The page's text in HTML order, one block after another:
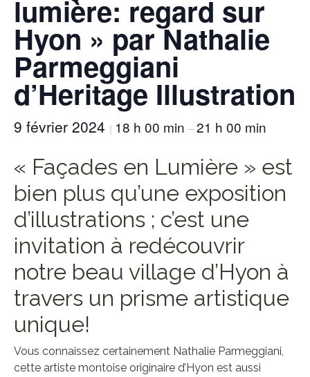
lumière: regard sur
Hyon » par Nathalie
Parmeggiani
d’Heritage Illustration
9 février 2024 | 18 h 00 min –21 h 00 min
« Façades en Lumière » est
bien plus qu’une exposition
d’illustrations ; c’est une
invitation à redécouvrir
notre beau village d’Hyon à
travers un prisme artistique
unique!
Vous connaissez certainement Nathalie Parmeggiani,
cette artiste montoise originaire d’Hyon est aussi